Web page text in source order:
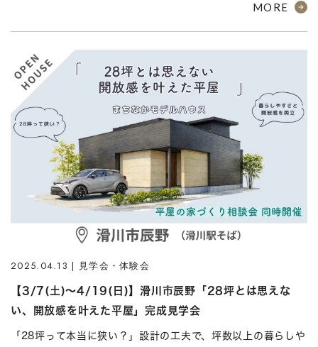
MORE
2025.04.13 | 見学会・体験会
【3/7(土)～4/19(日)】滑川市辰野「28坪とは思えな
い、開放感を叶えた平屋」完成見学会
「28坪って本当に狭い？」設計の工夫で、坪数以上の暮らしや